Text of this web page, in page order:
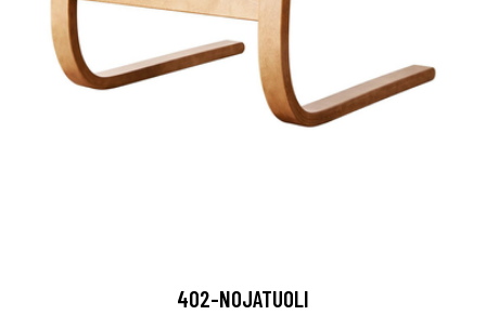
402-NOJATUOLI